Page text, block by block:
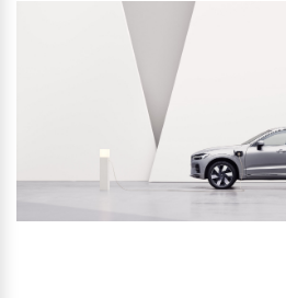
Zubehörkatalog
Aktuelle Serviceangebote
Service by Volvo